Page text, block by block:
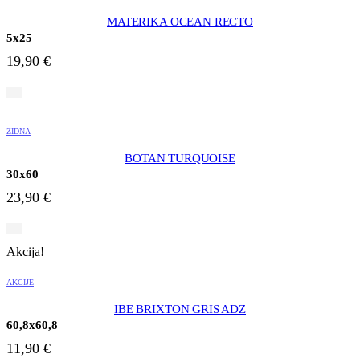
MATERIKA OCEAN RECTO
5x25
19,90 €
ZIDNA
BOTAN TURQUOISE
30x60
23,90 €
Akcija!
AKCIJE
IBE BRIXTON GRIS ADZ
60,8x60,8
11,90 €